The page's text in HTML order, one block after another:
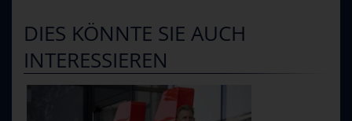
DIES KÖNNTE SIE AUCH
INTERESSIEREN